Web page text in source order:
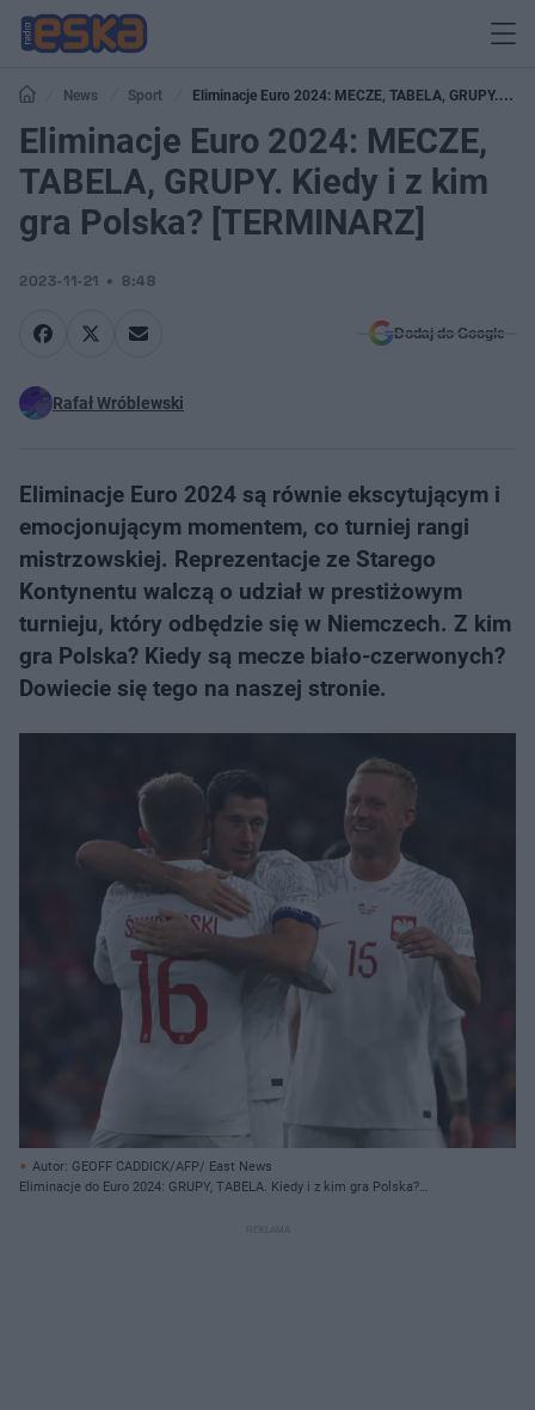
News Sport
Eliminacje Euro 2024: MECZE, TABELA, GRUPY.
Kiedy i z kim gra Polska? [TERMINARZ]
Eliminacje Euro 2024: MECZE,
TABELA, GRUPY. Kiedy i z kim
gra Polska? [TERMINARZ]
2023-11-21 8:48
Dodaj do Google
Rafał Wróblewski
Eliminacje Euro 2024 są równie ekscytującym i
emocjonującym momentem, co turniej rangi
mistrzowskiej. Reprezentacje ze Starego
Kontynentu walczą o udział w prestiżowym
turnieju, który odbędzie się w Niemczech. Z kim
gra Polska? Kiedy są mecze biało-czerwonych?
Dowiecie się tego na naszej stronie.
Autor: GEOFF CADDICK/AFP/ East News
Eliminacje do Euro 2024: GRUPY, TABELA. Kiedy i z kim gra Polska?